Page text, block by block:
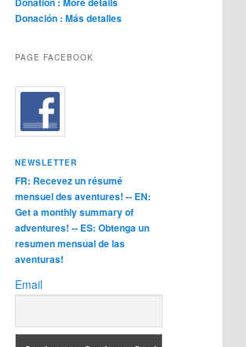
Donación : Más detalles
PAGE FACEBOOK
NEWSLETTER
FR: Recevez un résumé
mensuel des aventures! -- EN:
Get a monthly summary of
adventures! -- ES: Obtenga un
resumen mensual de las
aventuras!
Email